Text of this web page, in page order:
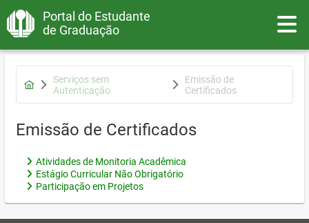
Portal do Estudante
de Graduação
Serviços sem
Autenticação
Emissão de
Certificados
Emissão de Certificados
Atividades de Monitoria Acadêmica
Estágio Curricular Não Obrigatório
Participação em Projetos